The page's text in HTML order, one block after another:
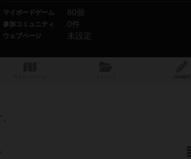
マイボードゲーム 80個
参加コミュニティ 0件
ウェブページ 未設定